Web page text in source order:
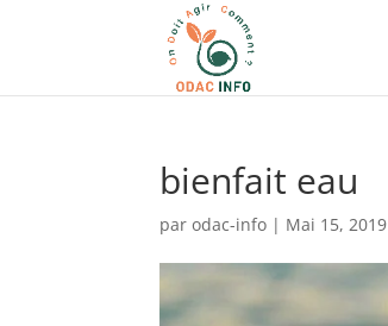
bienfait eau
parodac-info | Mai 15, 2019